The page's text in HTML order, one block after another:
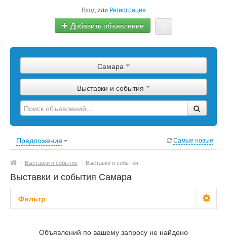
Вход или Регистрация
Добавить объявление
Сырье
Изделия
Оборудование
Самара
Выставки и события
Предложение Самые новые
/ Выставки и события / Выставки и события
Выставки и события Самара
Фильтр
Не важноОбъявлений по вашему запросу не найдено